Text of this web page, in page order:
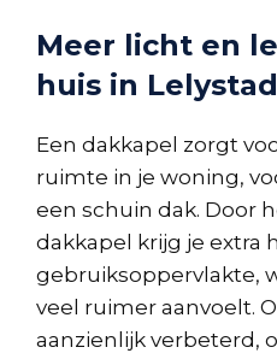
Meer licht en
huis in Lelystad
Een dakkapel zorgt
ruimte in je woning,
een schuin dak. Door
dakkapel krijg je extra
gebruiksoppervlakte,
veel ruimer aanvoelt.
aanzienlijk verbeterd,